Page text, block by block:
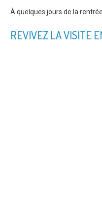
À quelques jours de la
REVIVEZ LA VISITE